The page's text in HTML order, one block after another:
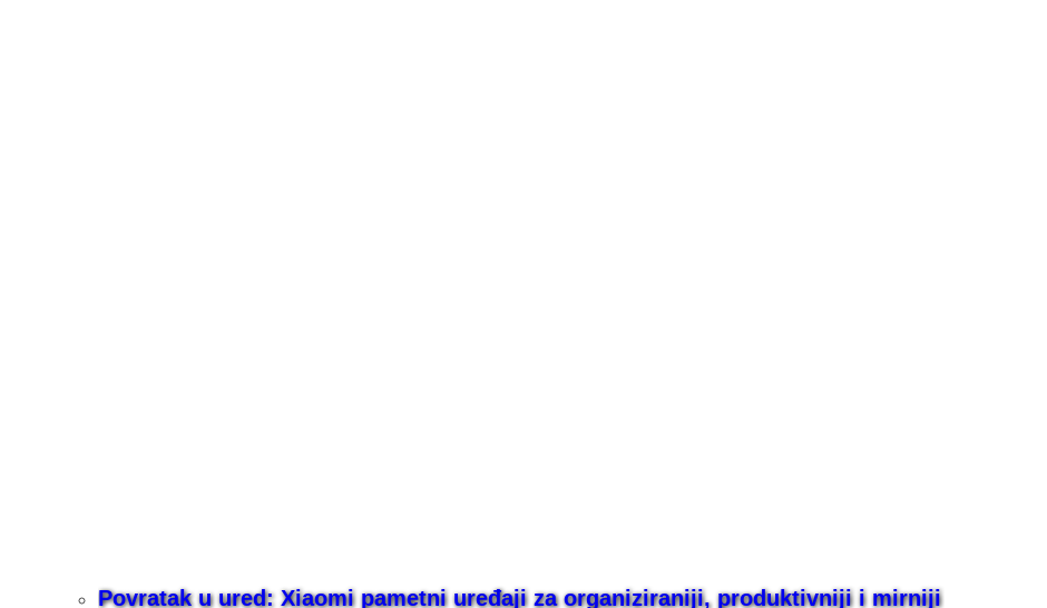
Povratak u ured: Xiaomi pametni uređaji za organiziraniji, produktivniji i mirniji